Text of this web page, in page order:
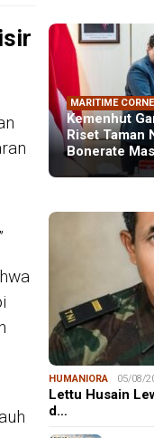
MARITIME
Kemenhut
Riset Taman
Bonerate
HUMANIORA 05/08/
Lettu Husain
d…